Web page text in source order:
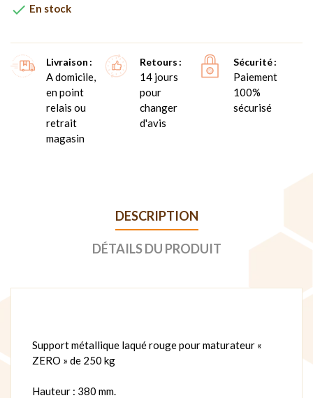
 En stock
Livraison
A domicile,
en point
relais ou
retrait
magasin
Retours
14 jours
pour
changer
d'avis
Sécurité
Paiement
100%
sécurisé
DESCRIPTION
DÉTAILS DU PRODUIT
Support métallique laqué rouge pour maturateur «
ZERO » de 250 kg
Hauteur : 380 mm.